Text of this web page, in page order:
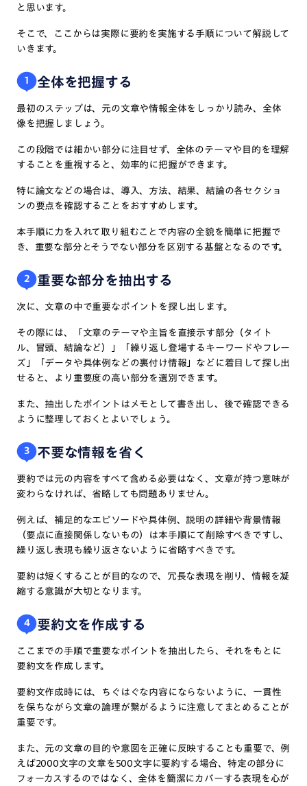
と思います。
そこで、ここからは実際に要約を実施する手順について解説して
いきます。
1 全体を把握する
最初のステップは、元の文章や情報全体をしっかり読み、全体
像を把握しましょう。
この段階では細かい部分に注目せず、全体のテーマや目的を理解
することを重視すると、効率的に把握ができます。
特に論文などの場合は、導入、方法、結果、結論の各セクショ
ンの要点を確認することをおすすめします。
本手順に力を入れて取り組むことで内容の全貌を簡単に把握で
き、重要な部分とそうでない部分を区別する基盤となるのです。
2 重要な部分を抽出する
次に、文章の中で重要なポイントを探し出します。
その際には、「文章のテーマや主旨を直接示す部分（タイト
ル、冒頭、結論など）」「繰り返し登場するキーワードやフレー
ズ」「データや具体例などの裏付け情報」などに着目して探し出
せると、より重要度の高い部分を選別できます。
また、抽出したポイントはメモとして書き出し、後で確認できる
ように整理しておくとよいでしょう。
3 不要な情報を省く
要約では元の内容をすべて含める必要はなく、文章が持つ意味が
変わらなければ、省略しても問題ありません。
例えば、補足的なエピソードや具体例、説明の詳細や背景情報
（要点に直接関係しないもの）は本手順にて削除すべきですし、
繰り返し表現も繰り返さないように省略すべきです。
要約は短くすることが目的なので、冗長な表現を削り、情報を凝
縮する意識が大切となります。
4 要約文を作成する
ここまでの手順で重要なポイントを抽出したら、それをもとに
要約文を作成します。
要約文作成時には、ちぐはぐな内容にならないように、一貫性
を保ちながら文章の論理が繋がるように注意してまとめることが
重要です。
また、元の文章の目的や意図を正確に反映することも重要で、例
えば2000文字の文章を500文字に要約する場合、特定の部分に
フォーカスするのではなく、全体を簡潔にカバーする表現を心が